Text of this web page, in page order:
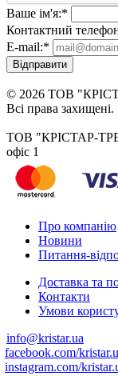
Ваше ім'я:*
Контактний
E-mail:*
Відправити
© 2026 ТОВ
Всі права захищені.
ТОВ "КРІСТАР-
офіс 1
Про компанію
Новини
Питання-
Доставка та
Контакти
Умови
info@kristar.ua
facebook.com/
instagram.com/